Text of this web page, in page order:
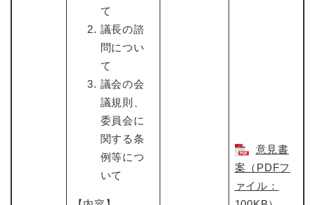
て
議長の諮
問につい
て
議会の会
議規則、
委員会に
関する条
例等につ
いて
意見書
案（PDFフ
ァイル：